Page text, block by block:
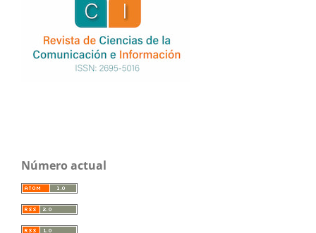
Número actual